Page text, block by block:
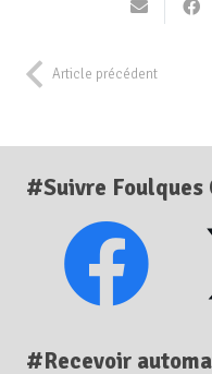
Article précédent
#Suivre Foulques
#Recevoir